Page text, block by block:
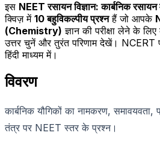
इस NEET रसायन विज्ञान: कार्बनिक रसायन
क्विज़ में 10बहुविकल्पीय प्रश्नहैं जो आपके
(Chemistry) ज्ञान की परीक्षा लेने के
उत्तर चुनें और तुरंत परिणाम देखें। NCERT
हिंदी माध्यम में।
विवरण
कार्बनिक यौगिकों का नामकरण,
तंत्र पर NEET स्तर के प्रश्न।